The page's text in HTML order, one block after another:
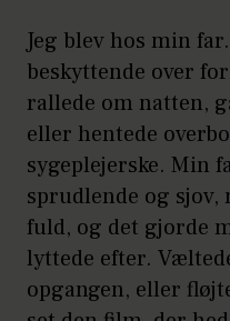
Jeg blev hos min
beskyttende over
rallede om natten,
eller hentede
sygeplejerske. Min
sprudlende og sjov,
fuld, og det gjorde
lyttede efter.
opgangen, eller